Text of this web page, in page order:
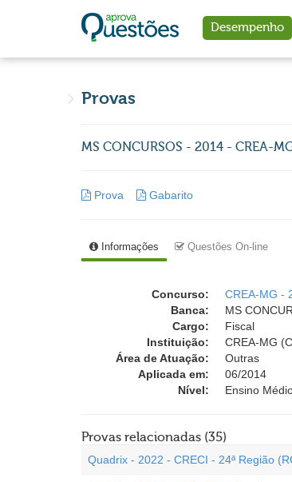
Desempenho
Provas
MS CONCURSOS - 2014 - CREA-
Prova Gabarito
Informações Questões On-line
Concurso:
CREA-MG -
Banca:
MS
Cargo:
Fiscal
Instituição:
CREA-MG
Área de Atuação:
Outras
Aplicada em:
06/2014
Nível:
Ensino
Provas relacionadas (35)
Quadrix - 2022 - CRECI - 24ª Região